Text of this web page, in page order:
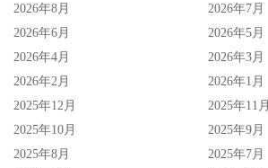
2026年8月
2026年7月
2026年6月
2026年5月
2026年4月
2026年3月
2026年2月
2026年1月
2025年12月
2025年11月
2025年10月
2025年9月
2025年8月
2025年7月